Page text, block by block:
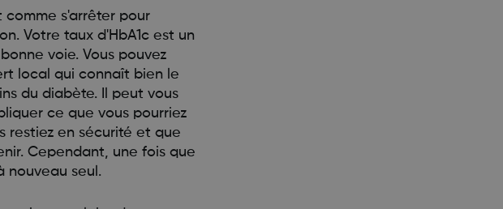
comme s'arrêter pour
Votre taux d'HbA1c est un
voie. Vous pouvez
local qui connaît bien le
du diabète. Il peut vous
ce que vous pourriez
restiez en sécurité et que
Cependant, une fois que
nouveau seul.